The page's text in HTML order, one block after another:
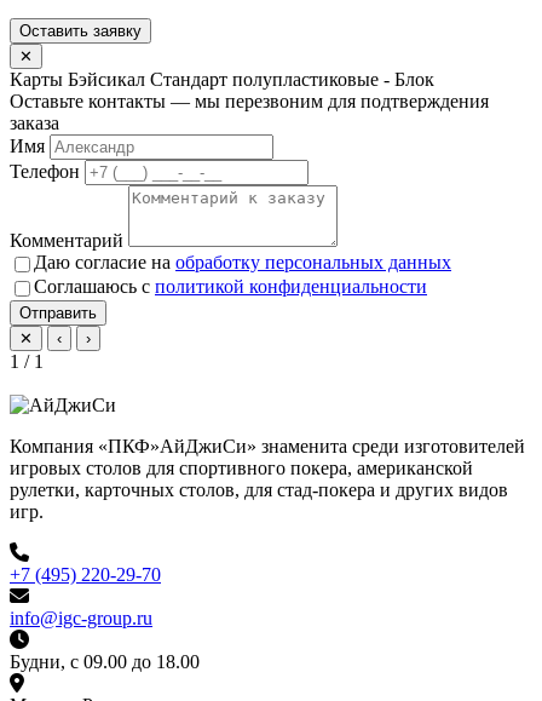
Оставить заявку
✕
Карты Бэйсикал Стандарт полупластиковые - Блок
Оставьте контакты — мы перезвоним для подтверждения
заказа
Имя
Телефон
Комментарий
Даю согласие на обработку персональных данных
Соглашаюсь с политикой конфиденциальности
Отправить
✕
‹ ›
1 / 1
Компания «ПКФ»АйДжиСи» знаменита среди изготовителей
игровых столов для спортивного покера, американской
рулетки, карточных столов, для стад-покера и других видов
игр.
+7 (495) 220-29-70
info@igc-group.ru
Будни, с 09.00 до 18.00